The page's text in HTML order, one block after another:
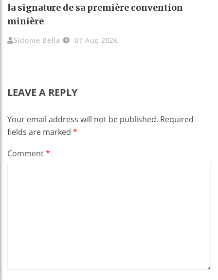
la signature de sa première convention
minière
Sidonie Bella 07 Aug 2026
LEAVE A REPLY
Your email address will not be published. Required
fields are marked *
Comment*